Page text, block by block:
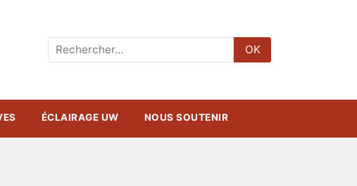
Rechercher
:
OK
ÉCLAIRAGE UW NOUS SOUTENIR